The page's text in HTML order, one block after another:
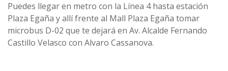
Puedes llegar en metro con la Línea 4 hasta estación
Plaza Egaña y allí frente al Mall Plaza Egaña tomar
microbus D-02 que te dejará en Av. Alcalde Fernando
Castillo Velasco con Alvaro Cassanova.